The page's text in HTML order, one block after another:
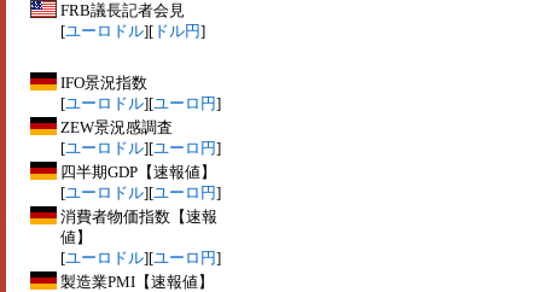
FRB議長記者会見
[ユーロドル][ ドル円]
IFO景況指数
[ユーロドル][ユーロ円]
ZEW景況感調査
[ユーロドル][ユーロ円]
四半期GDP【速報値】
[ユーロドル][ユーロ円]
消費者物価指数【速報
値】
[ユーロドル][ユーロ円]
製造業PMI【速報値】